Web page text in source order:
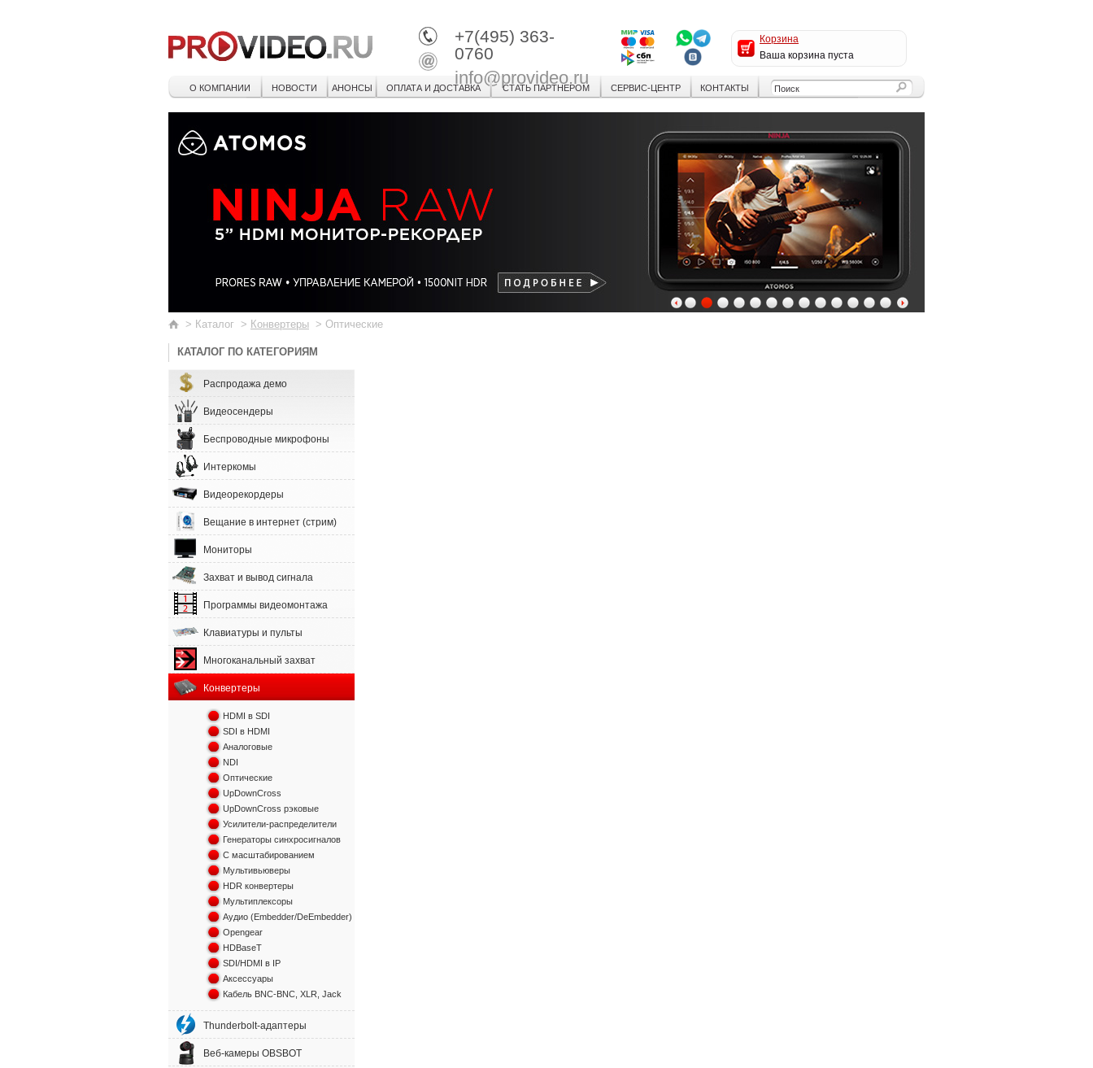
+7(495) 363-
0760
info@provideo.ru
Корзина
Ваша корзина пуста
О КОМПАНИИ НОВОСТИ АНОНСЫ ОПЛАТА И ДОСТАВКА СТАТЬ ПАРТНЕРОМ СЕРВИС-ЦЕНТР КОНТАКТЫ
1 2 3 4 5 6 7 8 9 10111213
> Каталог > Конвертеры > Оптические
КАТАЛОГ ПО КАТЕГОРИЯМ
Распродажа демо
Видеосендеры
Беспроводные микрофоны
Интеркомы
Видеорекордеры
Вещание в интернет (стрим)
Мониторы
Захват и вывод сигнала
Программы видеомонтажа
Клавиатуры и пульты
Многоканальный захват
Конвертеры
HDMI в SDI
SDI в HDMI
Аналоговые
NDI
Оптические
UpDownCross
UpDownCross рэковые
Усилители-распределители
Генераторы синхросигналов
С масштабированием
Мультивьюверы
HDR конвертеры
Мультиплексоры
Аудио (Embedder/DeEmbedder)
Opengear
HDBaseT
SDI/HDMI в IP
Аксессуары
Кабель BNC-BNC, XLR, Jack
Thunderbolt-адаптеры
Веб-камеры OBSBOT